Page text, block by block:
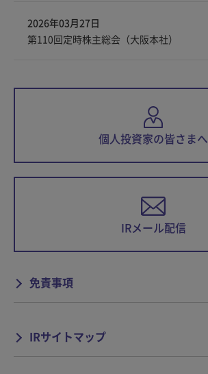
2026年03月27日
第110回定時株主総会（大阪本社）
個人投資家の皆さまへ
IRメール配信
免責事項
IRサイトマップ